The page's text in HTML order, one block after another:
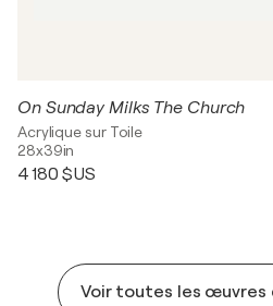
On Sunday Milks The Church
Acrylique sur Toile
28x39in
4 180 $US
Voir toutes les œuvres